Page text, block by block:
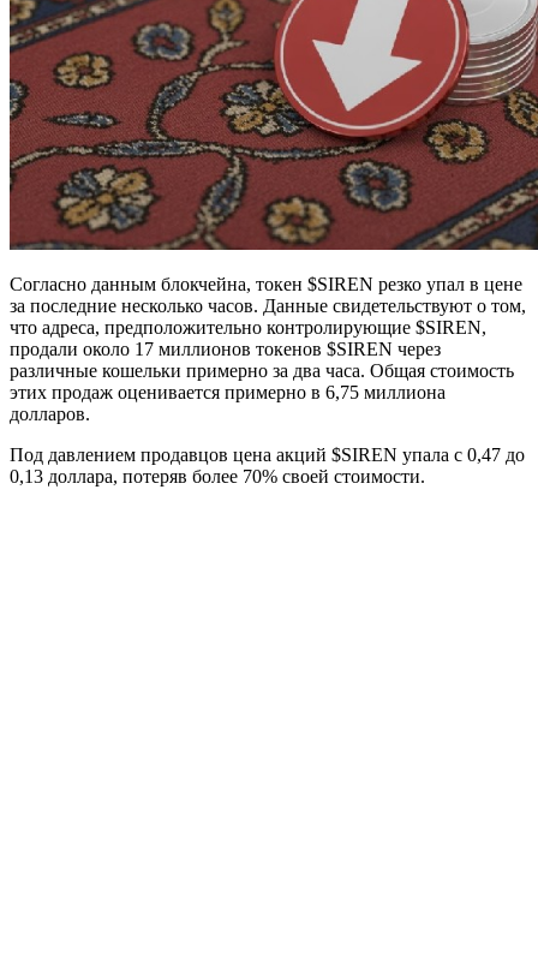
Согласно данным блокчейна, токен $SIREN резко упал в цене
за последние несколько часов. Данные свидетельствуют о том,
что адреса, предположительно контролирующие $SIREN,
продали около 17 миллионов токенов $SIREN через
различные кошельки примерно за два часа. Общая стоимость
этих продаж оценивается примерно в 6,75 миллиона
долларов.
Под давлением продавцов цена акций $SIREN упала с 0,47 до
0,13 доллара, потеряв более 70% своей стоимости.